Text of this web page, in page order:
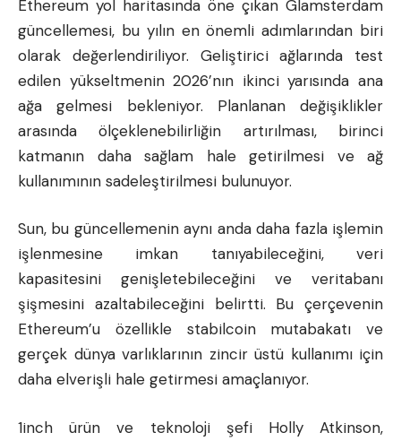
Ethereum yol haritasında öne çıkan Glamsterdam
güncellemesi, bu yılın en önemli adımlarından biri
olarak değerlendiriliyor. Geliştirici ağlarında test
edilen yükseltmenin 2026’nın ikinci yarısında ana
ağa gelmesi bekleniyor. Planlanan değişiklikler
arasında ölçeklenebilirliğin artırılması, birinci
katmanın daha sağlam hale getirilmesi ve ağ
kullanımının sadeleştirilmesi bulunuyor.
Sun, bu güncellemenin aynı anda daha fazla işlemin
işlenmesine imkan tanıyabileceğini, veri
kapasitesini genişletebileceğini ve veritabanı
şişmesini azaltabileceğini belirtti. Bu çerçevenin
Ethereum’u özellikle stabilcoin mutabakatı ve
gerçek dünya varlıklarının zincir üstü kullanımı için
daha elverişli hale getirmesi amaçlanıyor.
1inch ürün ve teknoloji şefi Holly Atkinson,